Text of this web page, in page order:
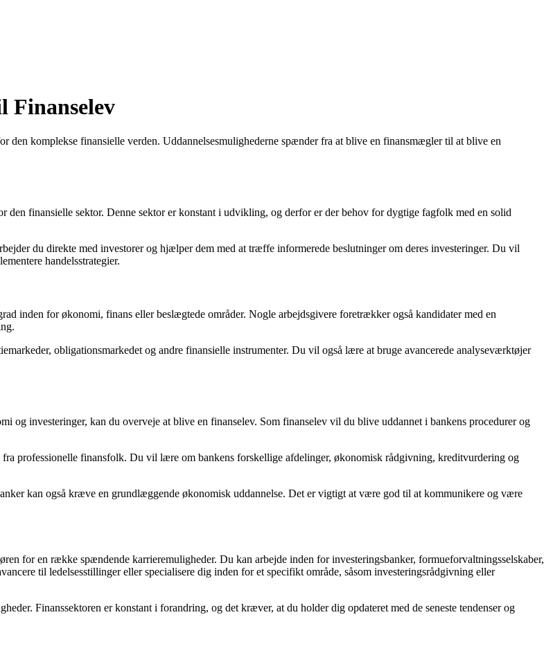
Finanselev
den komplekse finansielle verden. Uddannelsesmulighederne spænder fra at blive en finansmægler til at blive en
finansielle sektor. Denne sektor er konstant i udvikling, og derfor er der behov for dygtige fagfolk med en solid
du direkte med investorer og hjælper dem med at træffe informerede beslutninger om deres investeringer. Du vil
handelsstrategier.
inden for økonomi, finans eller beslægtede områder. Nogle arbejdsgivere foretrækker også kandidater med en
obligationsmarkedet og andre finansielle instrumenter. Du vil også lære at bruge avancerede analyseværktøjer
og investeringer, kan du overveje at blive en finanselev. Som finanselev vil du blive uddannet i bankens procedurer og
professionelle finansfolk. Du vil lære om bankens forskellige afdelinger, økonomisk rådgivning, kreditvurdering og
kan også kræve en grundlæggende økonomisk uddannelse. Det er vigtigt at være god til at kommunikere og være
for en række spændende karrieremuligheder. Du kan arbejde inden for investeringsbanker, formueforvaltningsselskaber,
til ledelsesstillinger eller specialisere dig inden for et specifikt område, såsom investeringsrådgivning eller
Finanssektoren er konstant i forandring, og det kræver, at du holder dig opdateret med de seneste tendenser og